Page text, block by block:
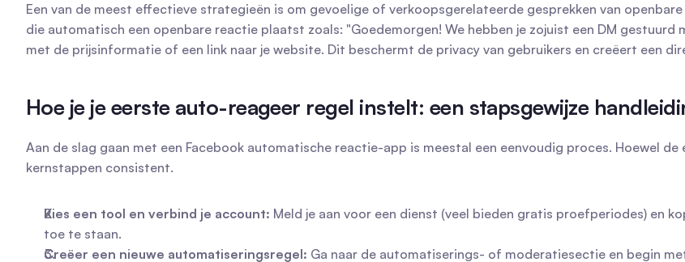
Een van de meest effectieve strategieën is om gevoelige of verkoopsgerelateerde gesprekken van
die automatisch een openbare reactie plaatst zoals: "Goedemorgen! We hebben je zojuist een DM
met de prijsinformatie of een link naar je website. Dit beschermt de privacy van gebruikers en creëert een
Hoe je je eerste auto-reageer regel instelt: een stapsgewijze
Aan de slag gaan met een Facebook automatische reactie-app is meestal een eenvoudig proces. Hoewel
kernstappen consistent.
Kies een tool en verbind je account: Meld je aan voor een dienst (veel bieden gratis proefperiodes) en
toe te staan.
Creëer een nieuwe automatiseringsregel: Ga naar de automatiserings- of moderatiesectie en begin